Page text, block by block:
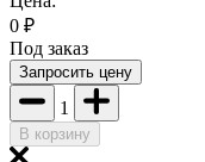
0 ₽
Под заказ
Запросить цену
1
В корзину